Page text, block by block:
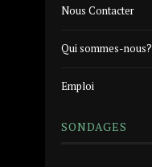
Nous Contacter
Qui sommes-nous?
Emploi
SONDAGES